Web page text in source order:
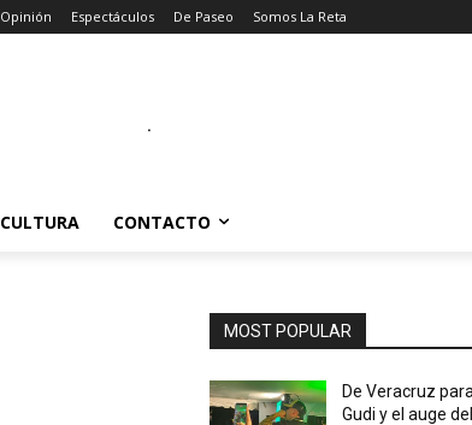
Opinión Espectáculos De Paseo Somos La Reta
.
CULTURA CONTACTO
MOST POPULAR
De Veracruz
Gudi y el auge